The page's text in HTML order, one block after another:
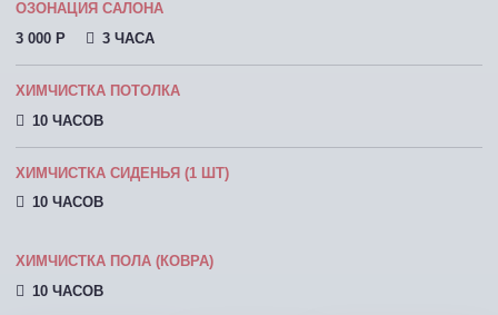
ОЗОНАЦИЯ САЛОНА
3 000 P
3 ЧАСА
ХИМЧИСТКА ПОТОЛКА
10 ЧАСОВ
ХИМЧИСТКА СИДЕНЬЯ (1 ШТ)
10 ЧАСОВ
ХИМЧИСТКА ПОЛА (КОВРА)
10 ЧАСОВ